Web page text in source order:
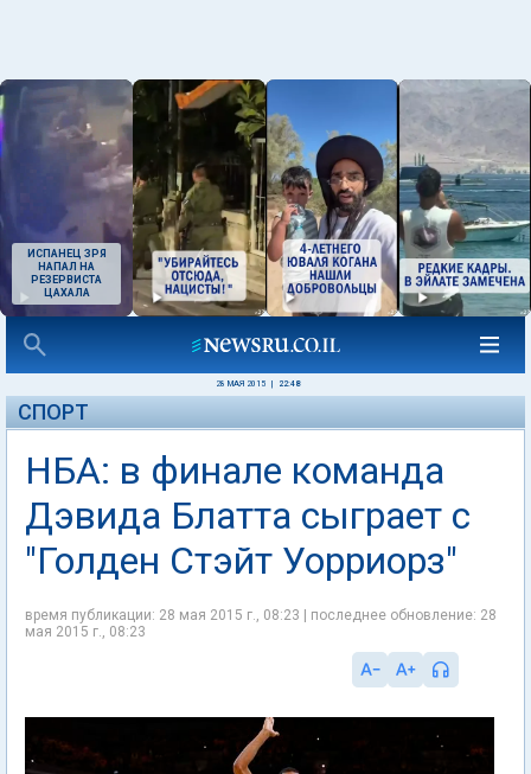
ИСПАНЕЦ ЗРЯ
НАПАЛ НА
РЕЗЕРВИСТА
ЦАХАЛА
28 МАЯ 2015 22:48
СПОРТ
НБА: в финале команда
Дэвида Блатта сыграет с
"Голден Стэйт Уорриорз"
время публикации: 28 мая 2015 г., 08:23 | последнее обновление: 28
мая 2015 г., 08:23